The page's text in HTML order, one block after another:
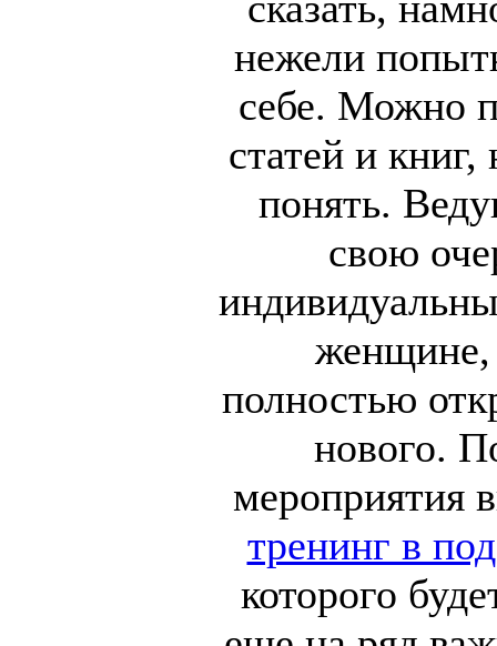
нежели
себе. Можно
статей и
понять.
свою
женщине,
полностью
нового.
мероприятия
тренинг в
которого